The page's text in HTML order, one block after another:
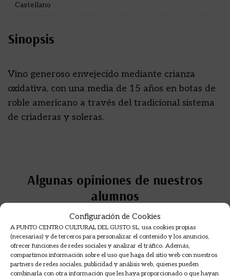
Configuración de Cookies
A PUNTO CENTRO CULTURAL DEL GUSTO SL, usa cookies propias
(necesarias) y de terceros para personalizar el contenido y los anuncios,
ofrecer funciones de redes sociales y analizar el tráfico. Además,
compartimos información sobre el uso que haga del sitio web con nuestros
partners de redes sociales, publicidad y análisis web, quienes pueden
combinarla con otra información que les haya proporcionado o que hayan
Castellano
Sinopsis
Vino generoso envejecido mediante crianza
oxidativa, con una media de 15 años en botas de
roble americano a través del tradicional sistema
de criaderas y soleras.
Algunas opiniones de nuestros
alumnos
Opiniones en Google sobre nuestros cursos de
cocina.